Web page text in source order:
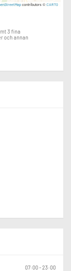
contributors © CARTO
3 fina
och annan
07:00 - 23:00